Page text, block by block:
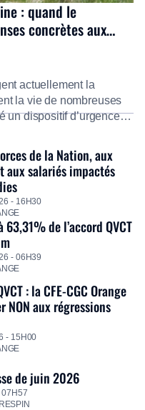
: quand le
concrètes aux
actuellement la
la vie de nombreuses
un dispositif d’urgence
le Groupe mobilise
proposer un diagnostic
pour faire face aux
de la Nation, aux
aux salariés impactés
- 16H30
de l’accord QVCT
- 06H39
: la CFE-CGC Orange
NON aux régressions
- 15H00
de juin 2026
07H57